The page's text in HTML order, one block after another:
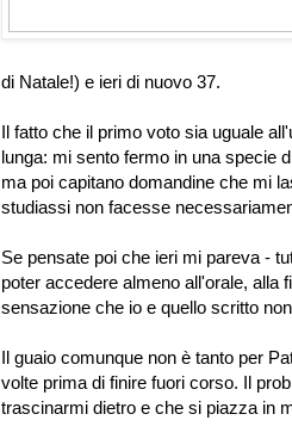
di Natale!) e ieri di nuovo 37.
Il fatto che il primo voto sia uguale
lunga: mi sento fermo in una specie
ma poi capitano domandine che mi
studiassi non facesse
Se pensate poi che ieri mi pareva -
poter accedere almeno all'orale, alla
sensazione che io e quello scritto
Il guaio comunque non è tanto per
volte prima di finire fuori corso. Il
trascinarmi dietro e che si piazza in